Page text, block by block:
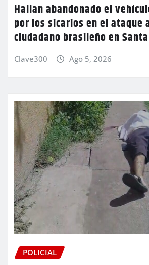
Hallan abandonado el
por los sicarios en el ataque
ciudadano brasileño en
Clave300 Ago 5, 2026
POLICIAL